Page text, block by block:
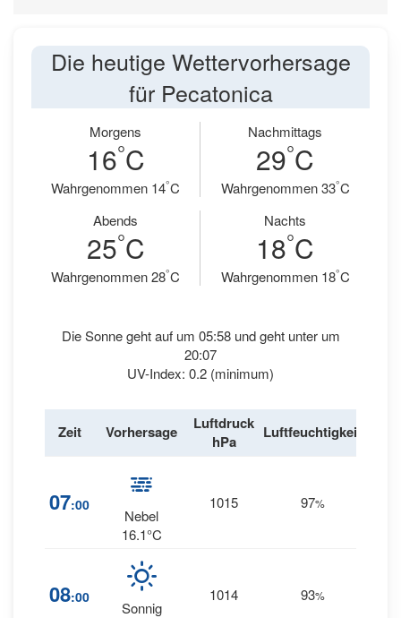
Die heutige Wettervorhersage
für Pecatonica
Morgens
16°C
Wahrgenommen 14°C
Nachmittags
29°C
Wahrgenommen 33°C
Abends
25°C
Wahrgenommen 28°C
Nachts
18°C
Wahrgenommen 18°C
Die Sonne geht auf um 05:58 und geht unter um
20:07
UV-Index: 0.2 (minimum)
Zeit Vorhersage
Luftdruck
hPa
Luftfeuchtigkeit
07:00
Nebel
16.1°C
1015 97%
08:00
Sonnig
1014 93%